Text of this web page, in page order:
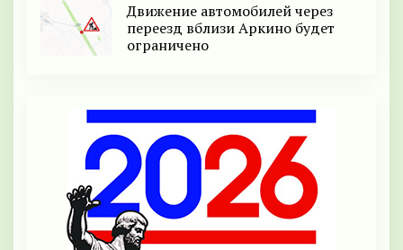
Движение автомобилей через
переезд вблизи Аркино будет
ограничено